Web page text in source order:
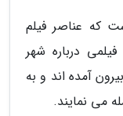
که عناصر فیلم
درباره شهر
آمده اند و به
می نمایند.